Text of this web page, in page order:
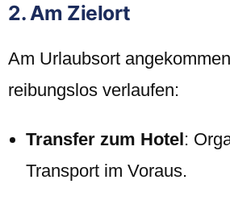
2. Am Zielort
Am Urlaubsort
reibungslos verlaufen:
Transfer zum Hotel:
Transport im Voraus.